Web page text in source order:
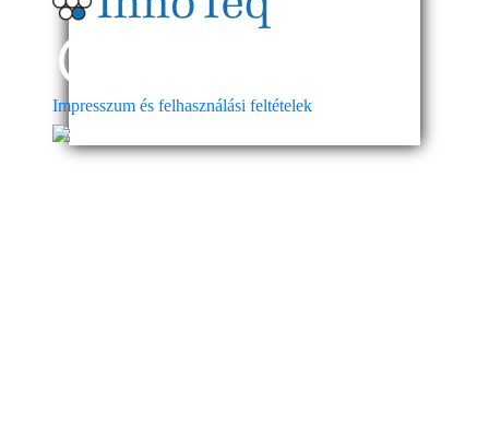
Impresszum és felhasználási feltételek